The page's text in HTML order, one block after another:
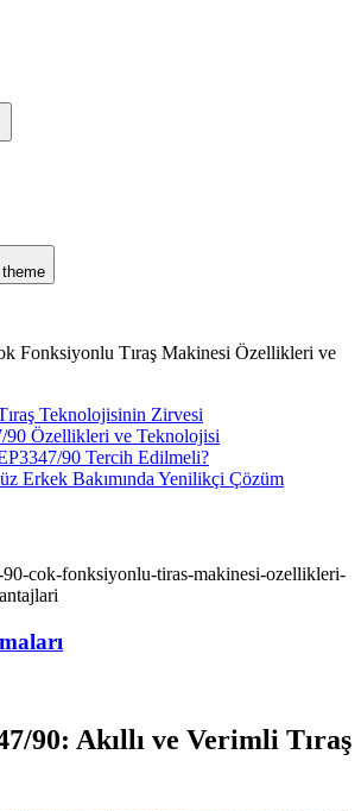
Fonksiyonlu Tıraş Makinesi Özellikleri ve
Teknolojisinin Zirvesi
90 Özellikleri ve Teknolojisi
90 Tercih Edilmeli?
Erkek Bakımında Yenilikçi Çözüm
cok-fonksiyonlu-tiras-makinesi-ozellikleri-
90: Akıllı ve Verimli Tıraş